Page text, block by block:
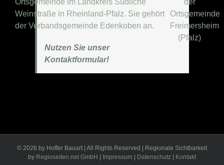
Weinstraße in Rheinland-Pfalz. Sie gehört
der Verbandsgemeinde Edenkoben an.
Nutzen Sie unser
Kontaktformular!
© 2026 by Hoffer Bauart | All Rights Reserved | Regionale Sichtbarkeit
by Regioseiten.net GmbH | Impressum | Datenschutz | Kontakt